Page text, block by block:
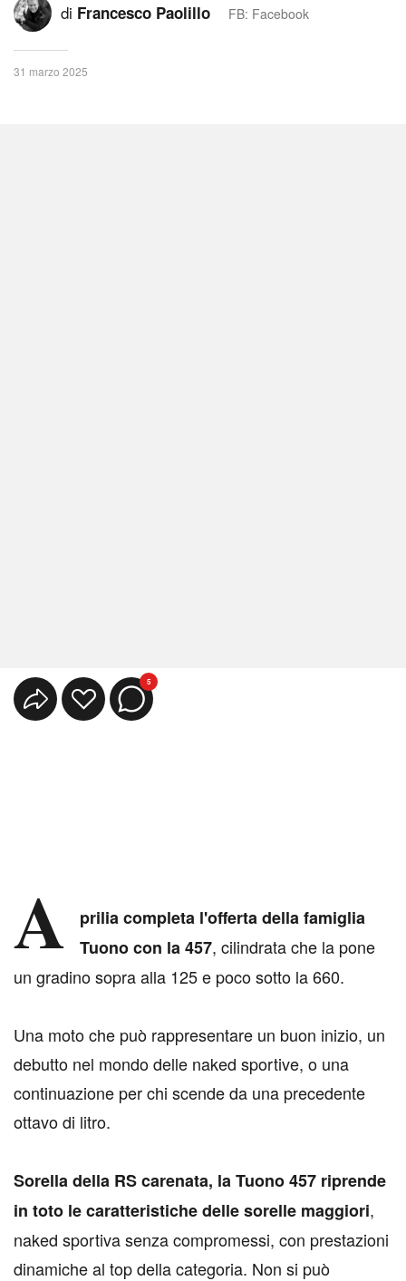
di Francesco Paolillo FB: Facebook
31 marzo 2025
5
A
prilia completa l'offerta della famiglia
Tuono con la 457, cilindrata che la pone
un gradino sopra alla 125 e poco sotto la 660.
Una moto che può rappresentare un buon inizio, un
debutto nel mondo delle naked sportive, o una
continuazione per chi scende da una precedente
ottavo di litro.
Sorella della RS carenata, la Tuono 457 riprende
in toto le caratteristiche delle sorelle maggiori,
naked sportiva senza compromessi, con prestazioni
dinamiche al top della categoria. Non si può